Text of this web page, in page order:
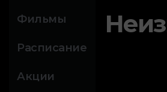
Фильмы
Расписание
Акции